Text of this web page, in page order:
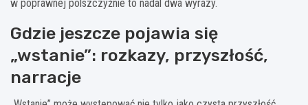
w poprawnej polszczyźnie to nadal dwa wyrazy.
Gdzie jeszcze pojawia się
„wstanie”: rozkazy, przyszłość,
narracje